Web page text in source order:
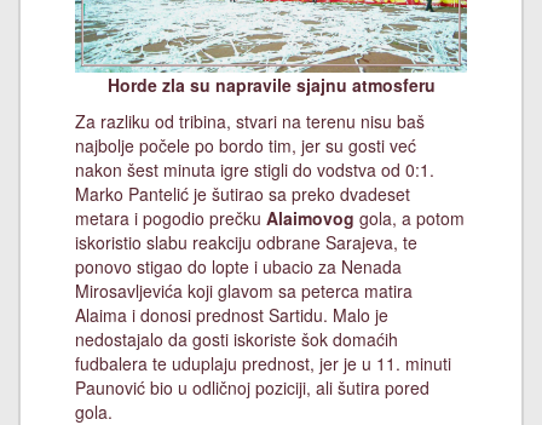
Horde zla su napravile sjajnu atmosferu
Za razliku od tribina, stvari na terenu nisu baš
najbolje počele po bordo tim, jer su gosti već
nakon šest minuta igre stigli do vodstva od 0:1.
Marko Pantelić je šutirao sa preko dvadeset
metara i pogodio prečku Alaimovog gola, a potom
iskoristio slabu reakciju odbrane Sarajeva, te
ponovo stigao do lopte i ubacio za Nenada
Mirosavljevića koji glavom sa peterca matira
Alaima i donosi prednost Sartidu. Malo je
nedostajalo da gosti iskoriste šok domaćih
fudbalera te uduplaju prednost, jer je u 11. minuti
Paunović bio u odličnoj poziciji, ali šutira pored
gola.